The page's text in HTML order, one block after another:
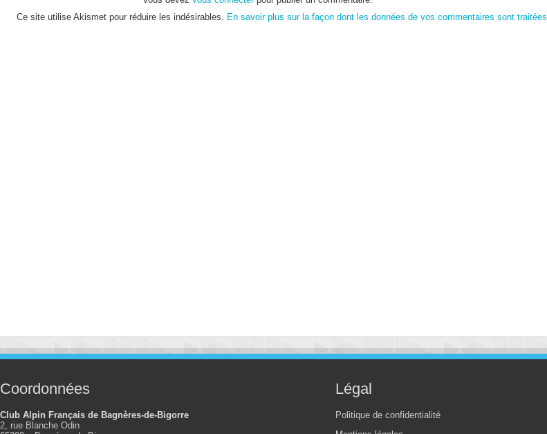
Ce site utilise Akismet pour réduire les indésirables. En savoir plus sur la façon dont les données de vos commentaires sont traitées
Coordonnées
Club Alpin Français de Bagnères-de-Bigorre
2, rue Blanche Odin
Légal
Politique de confidentialité